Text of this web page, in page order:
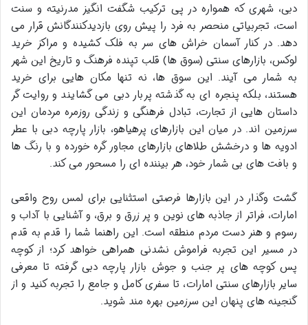
دبی، شهری که همواره در پی ترکیب شگفت انگیز مدرنیته و سنت
است، تجربیاتی منحصر به فرد را پیش روی بازدیدکنندگانش قرار می
دهد. در کنار آسمان خراش های سر به فلک کشیده و مراکز خرید
لوکس، بازارهای سنتی (سوق ها) قلب تپنده فرهنگ و تاریخ این شهر
به شمار می آیند. این سوق ها، نه تنها مکان هایی برای خرید
هستند، بلکه پنجره ای به گذشته پربار دبی می گشایند و روایت گر
داستان هایی از تجارت، تبادل فرهنگی و زندگی روزمره مردمان این
سرزمین اند. در میان این بازارهای پرهیاهو، بازار پارچه دبیبا عطر
ادویه ها و درخشش طلاهای بازارهای مجاور گره خورده و با رنگ ها
و بافت های بی شمار خود، هر بیننده ای را مسحور می کند.
گشت وگذار در این بازارها فرصتی استثنایی برای لمس روح واقعی
امارات، فراتر از جاذبه های نوین و پر زرق و برق، و آشنایی با آداب و
رسوم و هنر دست مردم منطقه است. این راهنما شما را قدم به قدم
در مسیر این تجربه فراموش نشدنی همراهی خواهد کرد؛ از کوچه
پس کوچه های پر جنب و جوش بازار پارچه دبی گرفته تا معرفی
سایر بازارهای سنتی امارات، تا سفری کامل و جامع را تجربه کنید و از
گنجینه های پنهان این سرزمین بهره مند شوید.